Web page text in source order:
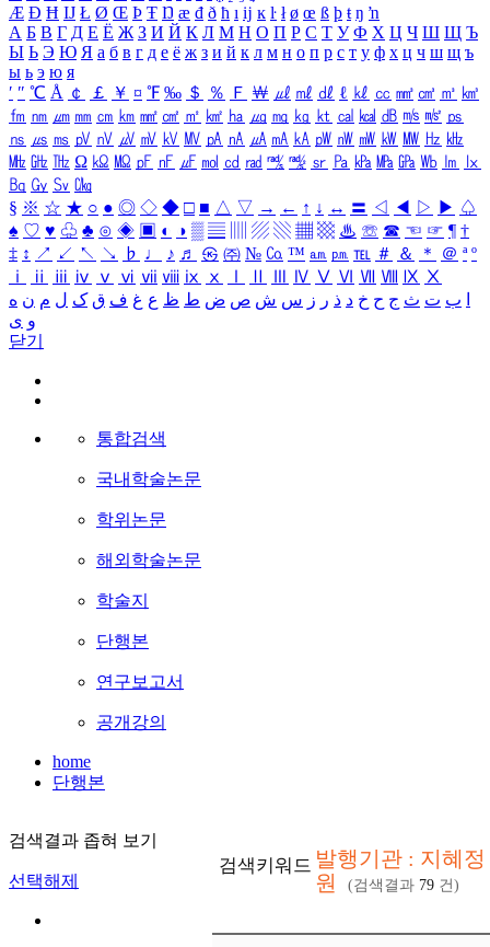
Æ Ð Ħ Ĳ Ł Ø Œ Þ Ŧ Ŋ æ đ ð ħ ı ĳ ĸ ŀ ł ø œ ß þ ŧ ŋ ŉ
А Б В Г Д Е Ё Ж З И Й К Л М Н О П Р С Т У Ф Х Ц Ч Ш Щ Ъ
Ы Ь Э Ю Я а б в г д е ё ж з и й к л м н о п р с т у ф х ц ч ш щ ъ
ы ь э ю я
′ ″ ℃ Å ￠ ￡ ￥ ¤ ℉ ‰ ＄ ％ Ｆ ￦ ㎕ ㎖ ㎗ ℓ ㎘ ㏄ ㎣ ㎤ ㎥ ㎦
㎙ ㎚ ㎛ ㎜ ㎝ ㎞ ㎟ ㎠ ㎡ ㎢ ㏊ ㎍ ㎎ ㎏ ㏏ ㎈ ㎉ ㏈ ㎧ ㎨ ㎰
㎱ ㎲ ㎳ ㎴ ㎵ ㎶ ㎷ ㎸ ㎹ ㎀ ㎁ ㎂ ㎃ ㎄ ㎺ ㎻ ㎽ ㎾ ㎿ ㎐ ㎑
㎒ ㎓ ㎔ Ω ㏀ ㏁ ㎊ ㎋ ㎌ ㏖ ㏅ ㎭ ㎮ ㎯ ㏛ ㎩ ㎪ ㎫ ㎬ ㏝ ㏐
㏓
㏃ ㏉ ㏜ ㏆
§ ※ ☆ ★ ○ ● ◎ ◇ ◆ □ ■ △ ▽ → ← ↑ ↓ ↔ 〓 ◁ ◀ ▷ ▶ ♤
♠ ♡ ♥ ♧ ♣ ⊙ ◈ ▣ ◐ ◑ ▒ ▤ ▨ ▧ ▦ ▩ ♨ ☏ ☎ ☜ ☞ ¶ †
‡ ↕ ↗ ↙ ↖ ↘ ♭ ♩ ♪ ♬ ㉿ ㈜ № ㏇ ™ ㏂ ㏘ ℡ ＃ ＆ ＊ ＠ ª º
ⅰ
ⅱ ⅲ ⅳ ⅴ ⅵ ⅶ ⅷ ⅸ ⅹ Ⅳ Ⅴ Ⅵ Ⅶ Ⅷ Ⅸ Ⅹ
ب ت ث ج ح خ د ذ ر ز س ش ص ض ط ظ ع غ ف ق ک ل م ن ه
و ی
닫기
통합검색
국내학술논문
학위논문
해외학술논문
학술지
단행본
연구보고서
공개강의
home
단행본
검색결과 좁혀 보기
선택해제
검색키워드 발행기관 : 지혜정
원
(검색결과 79 건)